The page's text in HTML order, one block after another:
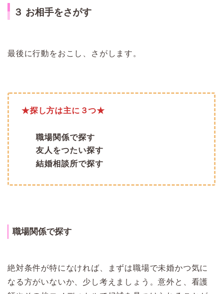
３ お相手をさがす
最後に行動をおこし、さがします。
★探し方は主に３つ★
職場関係で探す
友人をつたい探す
結婚相談所で探す
職場関係で探す
絶対条件が特になければ、まずは職場で未婚かつ気に
なる方がいないか、少し考えましょう。意外と、看護